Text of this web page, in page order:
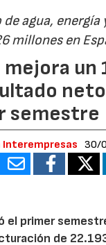
de agua, energía
millones en
mejora un
semestre
Interempresas 30/
el primer
de